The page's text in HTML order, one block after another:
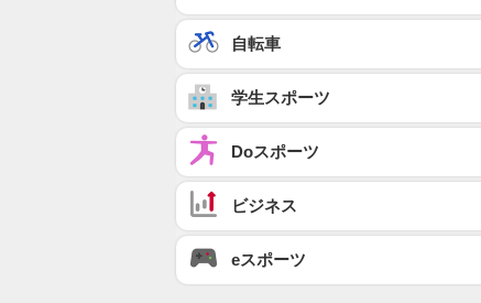
自転車
学生スポーツ
Doスポーツ
ビジネス
eスポーツ